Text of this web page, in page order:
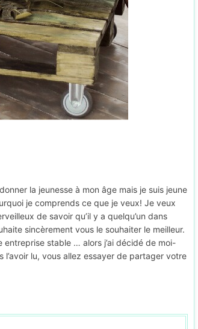
la jeunesse à mon âge mais je suis jeune
je comprends ce que je veux! Je veux
de savoir qu’il y a quelqu’un dans
sincèrement vous le souhaiter le meilleur.
entreprise stable … alors j’ai décidé de moi-
l’avoir lu, vous allez essayer de partager votre